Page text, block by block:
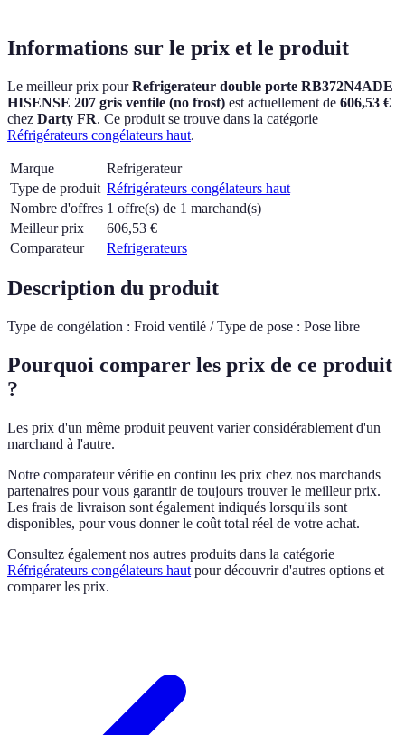
Informations sur le prix et le produit
Le meilleur prix pourRefrigerateur double porte RB372N4ADE
HISENSE 207 gris ventile (no frost) est actuellement de 606,53 €
chez Darty FR. Ce produit se trouve dans la catégorie
Réfrigérateurs congélateurs haut.
Marque
Refrigerateur
Type de produit Réfrigérateurs congélateurs haut
Nombre d'offres 1 offre(s) de 1 marchand(s)
Meilleur prix
606,53 €
Comparateur
Refrigerateurs
Description du produit
Type de congélation : Froid ventilé / Type de pose : Pose libre
Pourquoi comparer les prix de ce produit
?
Les prix d'un même produit peuvent varier considérablement d'un
marchand à l'autre.
Notre comparateur vérifie en continu les prix chez nos marchands
partenaires pour vous garantir de toujours trouver le meilleur prix.
Les frais de livraison sont également indiqués lorsqu'ils sont
disponibles, pour vous donner le coût total réel de votre achat.
Consultez également nos autres produits dans la catégorie
Réfrigérateurs congélateurs haut pour découvrir d'autres options et
comparer les prix.